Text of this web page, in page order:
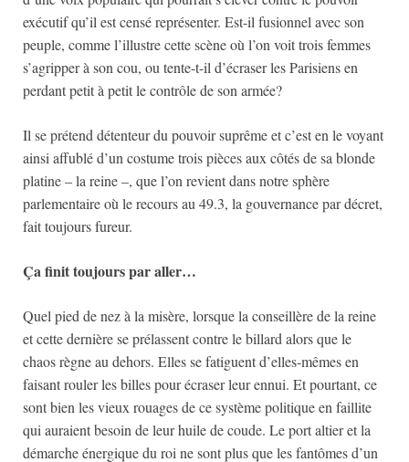
exécutif qu’il est censé représenter. Est-il fusionnel avec son
peuple, comme l’illustre cette scène où l’on voit trois femmes
s’agripper à son cou, ou tente-t-il d’écraser les Parisiens en
perdant petit à petit le contrôle de son armée?
Il se prétend détenteur du pouvoir suprême et c’est en le voyant
ainsi affublé d’un costume trois pièces aux côtés de sa blonde
platine – la reine –, que l’on revient dans notre sphère
parlementaire où le recours au 49.3, la gouvernance par décret,
fait toujours fureur.
Ça finit toujours par aller…
Quel pied de nez à la misère, lorsque la conseillère de la reine
et cette dernière se prélassent contre le billard alors que le
chaos règne au dehors. Elles se fatiguent d’elles-mêmes en
faisant rouler les billes pour écraser leur ennui. Et pourtant, ce
sont bien les vieux rouages de ce système politique en faillite
qui auraient besoin de leur huile de coude. Le port altier et la
démarche énergique du roi ne sont plus que les fantômes d’un